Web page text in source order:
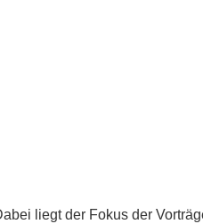
liegt der Fokus der